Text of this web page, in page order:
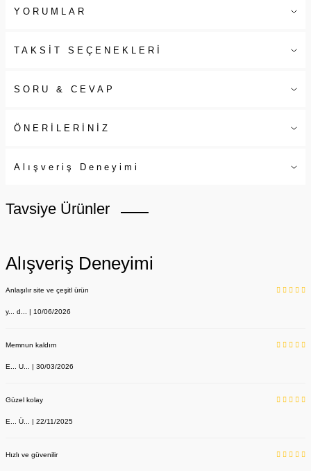
YORUMLAR
TAKSİT SEÇENEKLERİ
SORU & CEVAP
ÖNERİLERİNİZ
Alışveriş Deneyimi
Tavsiye Ürünler
Alışveriş Deneyimi
Anlaşılır site ve çeşitl ürün
y... d... | 10/06/2026
Memnun kaldım
E... U... | 30/03/2026
Güzel kolay
E... Ü... | 22/11/2025
Hızlı ve güvenilir